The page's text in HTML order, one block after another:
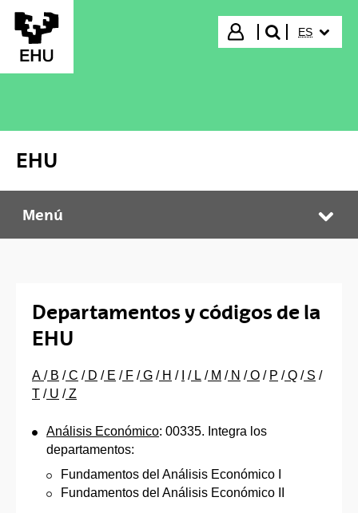
Saltar al contenido principal
Iniciar sesión
buscar"
ES
EHU
EHU
Menú
Departamentos y códigos de la
EHU
A /B /C /D /E /F /G /H / /L /M /N /O / P /Q /S /
T /U /Z
Análisis Económico: 00335. Integra los
departamentos:
Fundamentos del Análisis Económico I
Fundamentos del Análisis Económico II